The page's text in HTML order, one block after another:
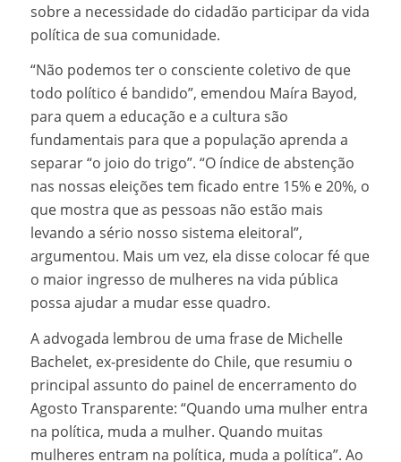
sobre a necessidade do cidadão participar da vida
política de sua comunidade.
“Não podemos ter o consciente coletivo de que
todo político é bandido”, emendou Maíra Bayod,
para quem a educação e a cultura são
fundamentais para que a população aprenda a
separar “o joio do trigo”. “O índice de abstenção
nas nossas eleições tem ficado entre 15% e 20%, o
que mostra que as pessoas não estão mais
levando a sério nosso sistema eleitoral”,
argumentou. Mais um vez, ela disse colocar fé que
o maior ingresso de mulheres na vida pública
possa ajudar a mudar esse quadro.
A advogada lembrou de uma frase de Michelle
Bachelet, ex-presidente do Chile, que resumiu o
principal assunto do painel de encerramento do
Agosto Transparente: “Quando uma mulher entra
na política, muda a mulher. Quando muitas
mulheres entram na política, muda a política”. Ao